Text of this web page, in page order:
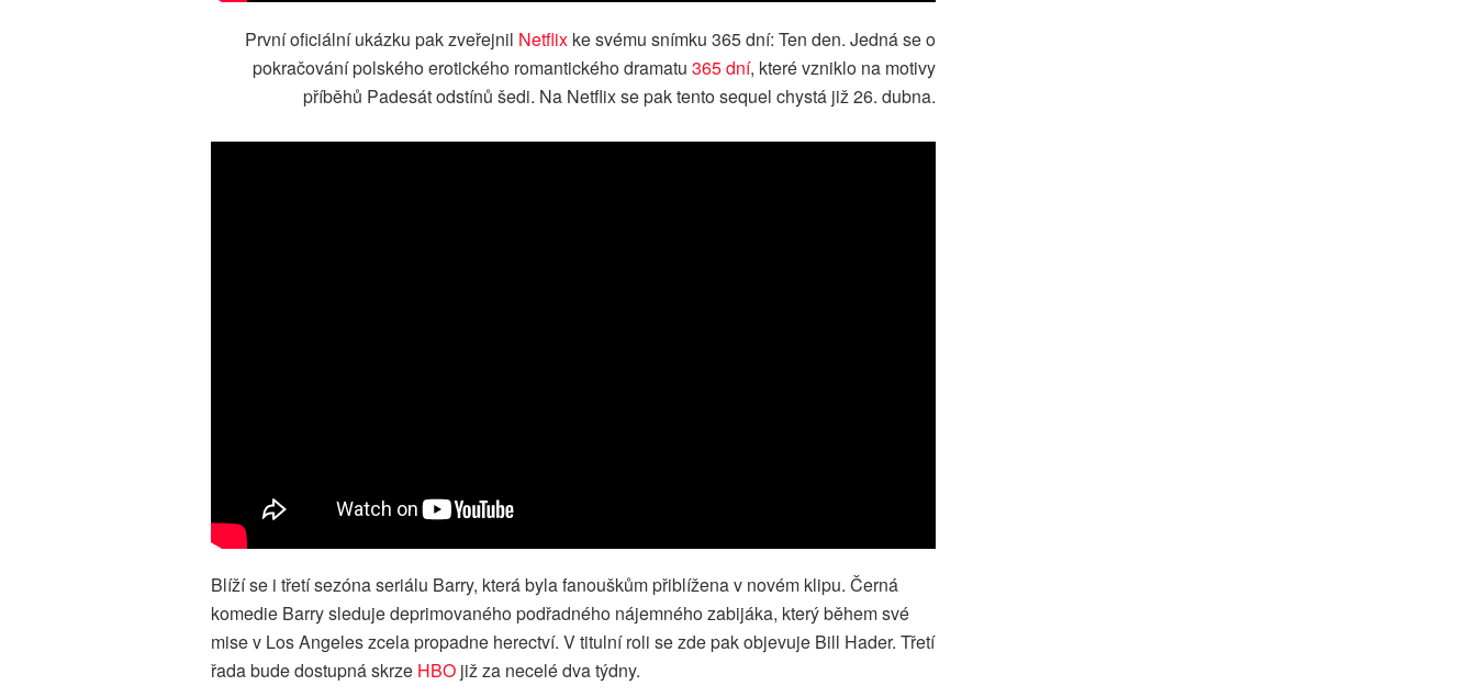
První oficiální ukázku pak zveřejnil Netflix ke svému snímku 365 dní: Ten den. Jedná se o
pokračování polského erotického romantického dramatu 365 dní, které vzniklo na motivy
příběhů Padesát odstínů šedi. Na Netflix se pak tento sequel chystá již 26. dubna.
Blíží se i třetí sezóna seriálu Barry, která byla fanouškům přiblížena v novém klipu. Černá
komedie Barry sleduje deprimovaného podřadného nájemného zabijáka, který během své
mise v Los Angeles zcela propadne herectví. V titulní roli se zde pak objevuje Bill Hader. Třetí
řada bude dostupná skrze HBO již za necelé dva týdny.